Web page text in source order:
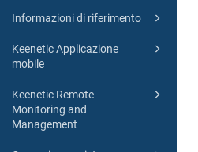
Informazioni di riferimento
Keenetic Applicazione
mobile
Keenetic Remote
Monitoring and
Management